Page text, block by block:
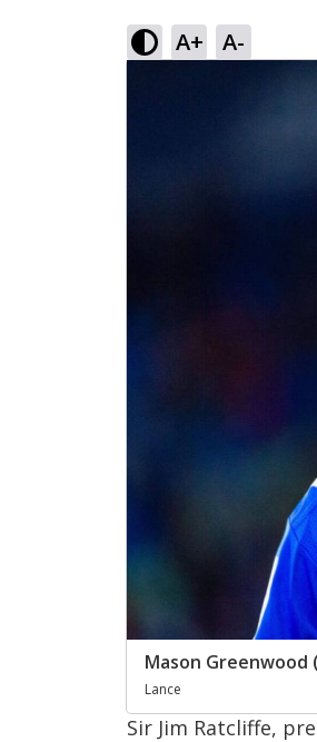
A+ A-
Mason Greenwood
Lance
Sir Jim Ratcliffe,